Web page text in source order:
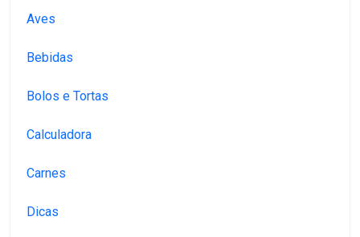
Aves
Bebidas
Bolos e Tortas
Calculadora
Carnes
Dicas